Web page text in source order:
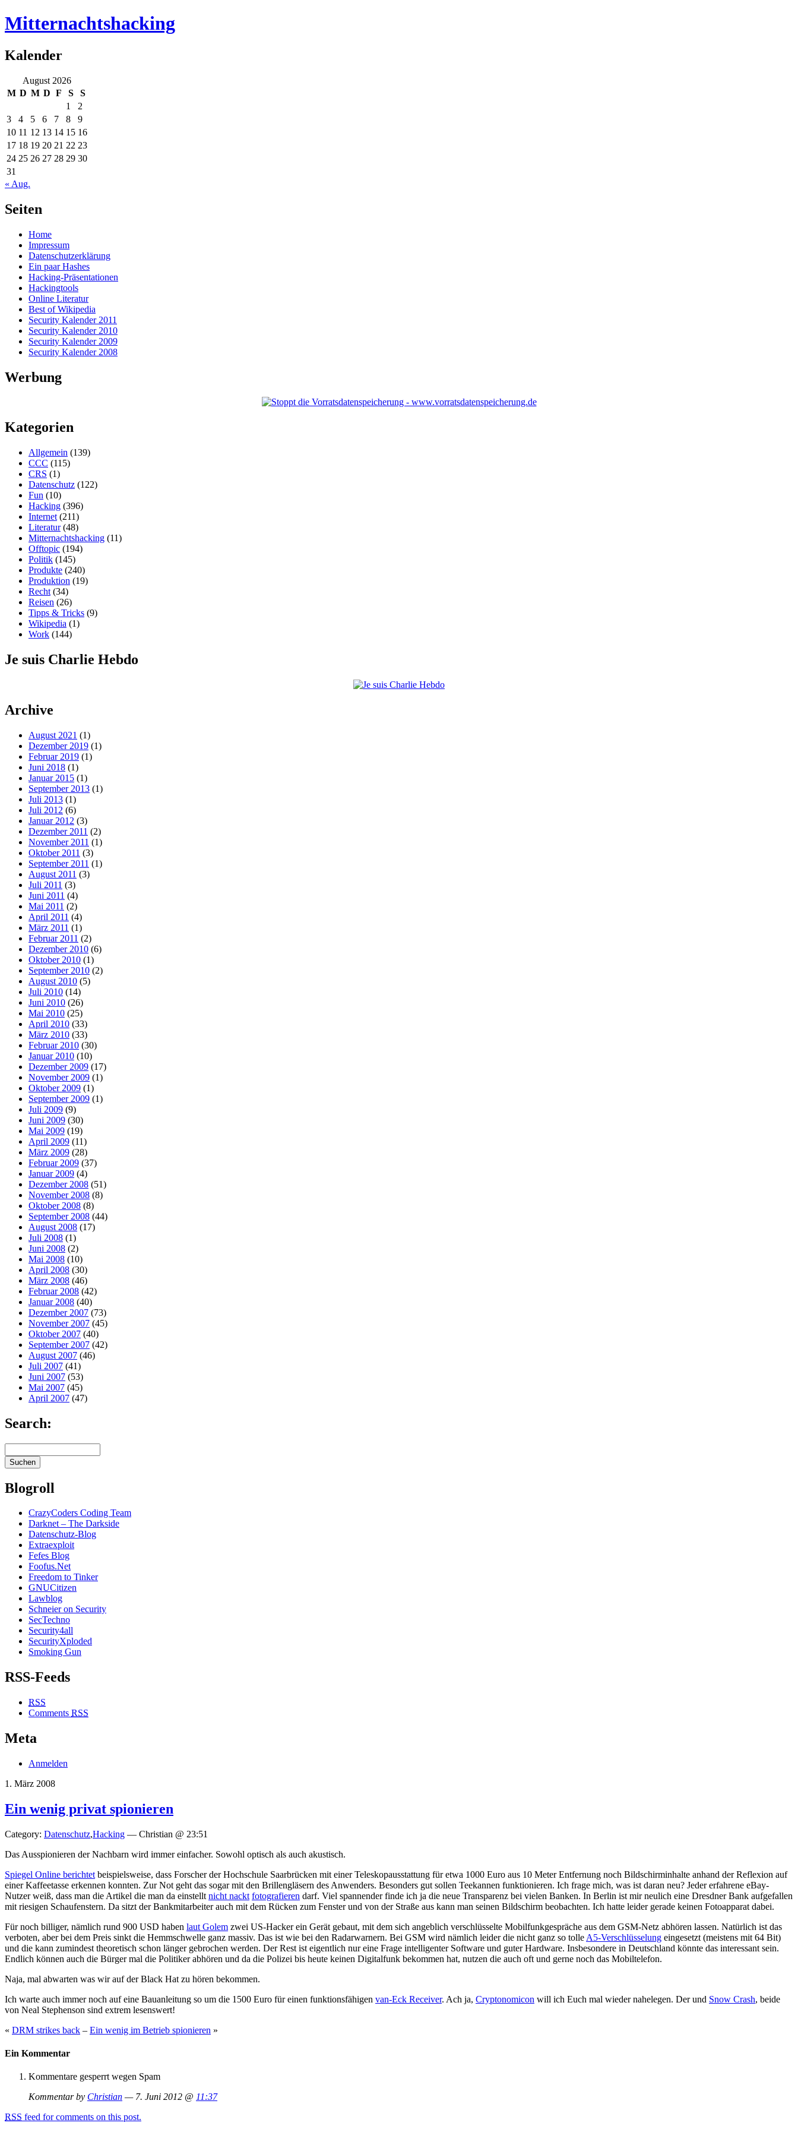
Mitternachtshacking
Kalender
August 2026
M D M D F S
S
1
2
3
4 5 6 7 8
9
10 11 12 13 14 15 16
17 18 19 20 21 22 23
24 25 26 27 28 29 30
31
« Aug.
Seiten
Home
Impressum
Datenschutzerklärung
Ein paar Hashes
Hacking-Präsentationen
Hackingtools
Online Literatur
Best of Wikipedia
Security Kalender 2011
Security Kalender 2010
Security Kalender 2009
Security Kalender 2008
Werbung
Kategorien
Allgemein (139)
CCC (115)
CRS (1)
Datenschutz (122)
Fun (10)
Hacking (396)
Internet (211)
Literatur(48)
Mitternachtshacking (11)
Offtopic (194)
Politik (145)
Produkte (240)
Produktion (19)
Recht (34)
Reisen (26)
Tipps & Tricks (9)
Wikipedia (1)
Work (144)
Je suis Charlie Hebdo
Archive
August 2021 (1)
Dezember 2019 (1)
Februar 2019 (1)
Juni 2018 (1)
Januar 2015 (1)
September 2013 (1)
Juli 2013 (1)
Juli 2012 (6)
Januar 2012 (3)
Dezember 2011 (2)
November 2011 (1)
Oktober 2011 (3)
September 2011 (1)
August 2011 (3)
Juli 2011 (3)
Juni 2011 (4)
Mai 2011 (2)
April 2011 (4)
März 2011 (1)
Februar 2011 (2)
Dezember 2010 (6)
Oktober 2010 (1)
September 2010 (2)
August 2010 (5)
Juli 2010 (14)
Juni 2010 (26)
Mai 2010 (25)
April 2010 (33)
März 2010 (33)
Februar 2010 (30)
Januar 2010 (10)
Dezember 2009 (17)
November 2009 (1)
Oktober 2009 (1)
September 2009 (1)
Juli 2009 (9)
Juni 2009 (30)
Mai 2009 (19)
April 2009 (11)
März 2009 (28)
Februar 2009 (37)
Januar 2009 (4)
Dezember 2008 (51)
November 2008 (8)
Oktober 2008 (8)
September 2008 (44)
August 2008 (17)
Juli 2008 (1)
Juni 2008 (2)
Mai 2008 (10)
April 2008 (30)
März 2008 (46)
Februar 2008 (42)
Januar 2008 (40)
Dezember 2007 (73)
November 2007 (45)
Oktober 2007 (40)
September 2007 (42)
August 2007 (46)
Juli 2007 (41)
Juni 2007 (53)
Mai 2007 (45)
April 2007 (47)
Search:
Blogroll
CrazyCoders Coding Team
Darknet – The Darkside
Datenschutz-Blog
Extraexploit
Fefes Blog
Foofus.Net
Freedom to Tinker
GNUCitizen
Lawblog
Schneier on Security
SecTechno
Security4all
SecurityXploded
Smoking Gun
RSS-Feeds
RSS
Comments RSS
Meta
Anmelden
1. März 2008
Ein wenig privat spionieren
Category: Datenschutz,Hacking — Christian @ 23:51
Das Ausspionieren der Nachbarn wird immer einfacher. Sowohl optisch als auch akustisch.
Spiegel Online berichtet beispielsweise, dass Forscher der Hochschule Saarbrücken mit einer Teleskopausstattung für etwa 1000 Euro aus 10 Meter Entfernung noch Bildschirminhalte anhand der Reflexion auf
einer Kaffeetasse erkennen konnten. Zur Not geht das sogar mit den Brillengläsern des Anwenders. Besonders gut sollen Teekannen funktionieren. Ich frage mich, was ist daran neu? Jeder erfahrene eBay-
Nutzer weiß, dass man die Artikel die man da einstellt nicht nackt fotografieren darf. Viel spannender finde ich ja die neue Transparenz bei vielen Banken. In Berlin ist mir neulich eine Dresdner Bank aufgefallen
mit riesigen Schaufenstern. Da sitzt der Bankmitarbeiter auch mit dem Rücken zum Fenster und von der Straße aus kann man seinen Bildschirm beobachten. Ich hatte leider gerade keinen Fotoapparat dabei.
Für noch billiger, nämlich rund 900 USD haben laut Golem zwei US-Hacker ein Gerät gebaut, mit dem sich angeblich verschlüsselte Mobilfunkgespräche aus dem GSM-Netz abhören lassen. Natürlich ist das
verboten, aber bei dem Preis sinkt die Hemmschwelle ganz massiv. Das ist wie bei den Radarwarnern. Bei GSM wird nämlich leider die nicht ganz so tolle A5-Verschlüsselung eingesetzt (meistens mit 64 Bit)
und die kann zumindest theoretisch schon länger gebrochen werden. Der Rest ist eigentlich nur eine Frage intelligenter Software und guter Hardware. Insbesondere in Deutschland könnte das interessant sein.
Endlich können auch die Bürger mal die Politiker abhören und da die Polizei bis heute keinen Digitalfunk bekommen hat, nutzen die auch oft und gerne noch das Mobiltelefon.
Naja, mal abwarten was wir auf der Black Hat zu hören bekommen.
Ich warte auch immer noch auf eine Bauanleitung so um die 1500 Euro für einen funktionsfähigen van-Eck Receiver. Ach ja, Cryptonomicon will ich Euch mal wieder nahelegen. Der und Snow Crash, beide
von Neal Stephenson sind extrem lesenswert!
« DRM strikes back – Ein wenig im Betrieb spionieren »
Ein Kommentar
Kommentare gesperrt wegen Spam
Kommentar by Christian — 7. Juni 2012 @ 11:37
RSS feed for comments on this post.